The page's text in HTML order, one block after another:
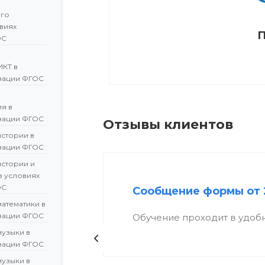
в
ФГОС
в
ФГОС
в
ФГОС
и
условиях
в
ФГОС
в
ФГОС
в
Отзывы клиентов
Сообщение формы от
Обучение проходит в